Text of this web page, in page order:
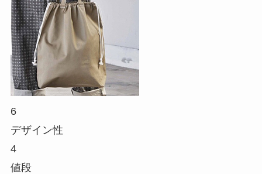
6
デザイン性
4
値段